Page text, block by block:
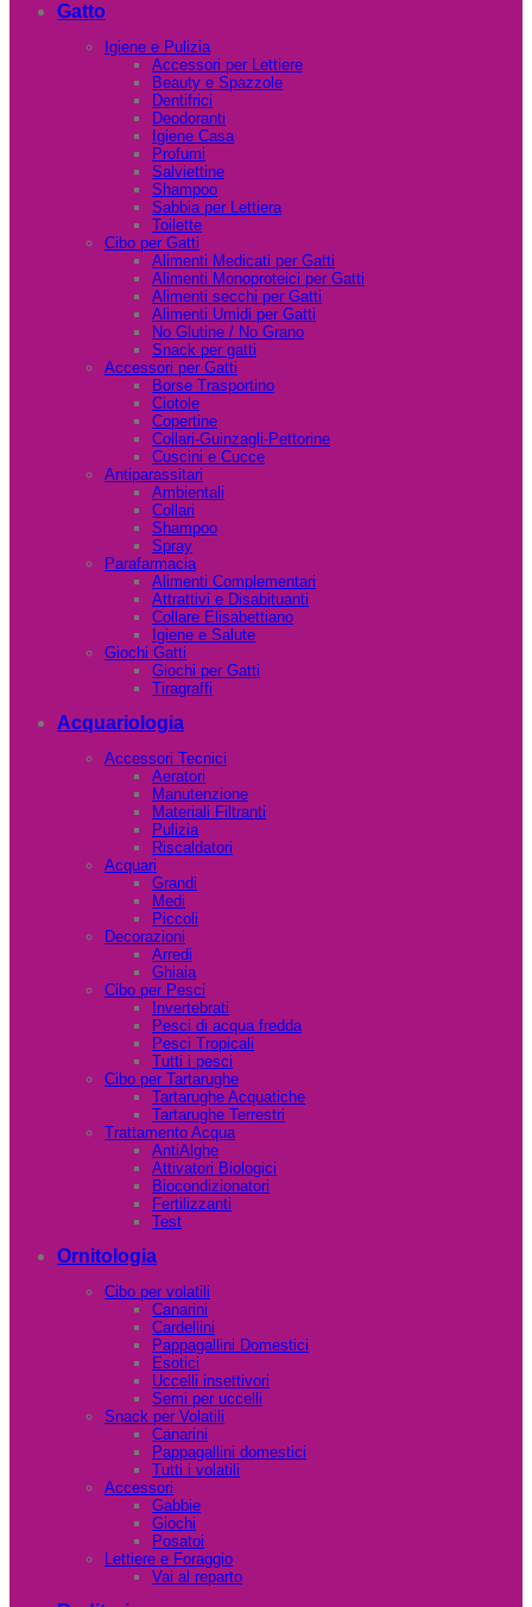
Gatto
Igiene e Pulizia
Accessori per Lettiere
Beauty e Spazzole
Dentifrici
Deodoranti
Igiene Casa
Profumi
Salviettine
Shampoo
Sabbia per Lettiera
Toilette
Cibo per Gatti
Alimenti Medicati per Gatti
Alimenti Monoproteici per Gatti
Alimenti secchi per Gatti
Alimenti Umidi per Gatti
No Glutine / No Grano
Snack per gatti
Accessori per Gatti
Borse Trasportino
Ciotole
Copertine
Collari-Guinzagli-Pettorine
Cuscini e Cucce
Antiparassitari
Ambientali
Collari
Shampoo
Spray
Parafarmacia
Alimenti Complementari
Attrattivi e Disabituanti
Collare Elisabettiano
Igiene e Salute
Giochi Gatti
Giochi per Gatti
Tiragraffi
Acquariologia
Accessori Tecnici
Aeratori
Manutenzione
Materiali Filtranti
Pulizia
Riscaldatori
Acquari
Grandi
Medi
Piccoli
Decorazioni
Arredi
Ghiaia
Cibo per Pesci
Invertebrati
Pesci di acqua fredda
Pesci Tropicali
Tutti i pesci
Cibo per Tartarughe
Tartarughe Acquatiche
Tartarughe Terrestri
Trattamento Acqua
AntiAlghe
Attivatori Biologici
Biocondizionatori
Fertilizzanti
Test
Ornitologia
Cibo per volatili
Canarini
Cardellini
Pappagallini Domestici
Esotici
Uccelli insettivori
Semi per uccelli
Snack per Volatili
Canarini
Pappagallini domestici
Tutti i volatili
Accessori
Gabbie
Giochi
Posatoi
Lettiere e Foraggio
Vai al reparto